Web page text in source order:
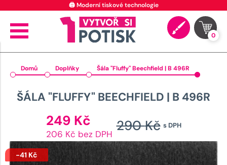
0
Domů Doplňky Šála "Fluffy" Beechfield | B 496R
ŠÁLA "FLUFFY" BEECHFIELD | B 496R
s DPH
290Kč
cena
249 Kč cena
je:
249 Kč.
206 Kč bez DPH
-41 Kč